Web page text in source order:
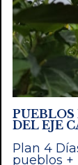
DEL EJE
Plan 4
pueblos +